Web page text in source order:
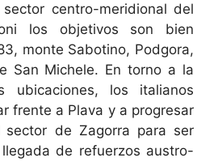
centro-meridional del
los objetivos son bien
monte Sabotino, Podgora,
San Michele. En torno a la
ubicaciones, los italianos
frente a Plava y a progresar
sector de Zagorra para ser
de refuerzos austro-